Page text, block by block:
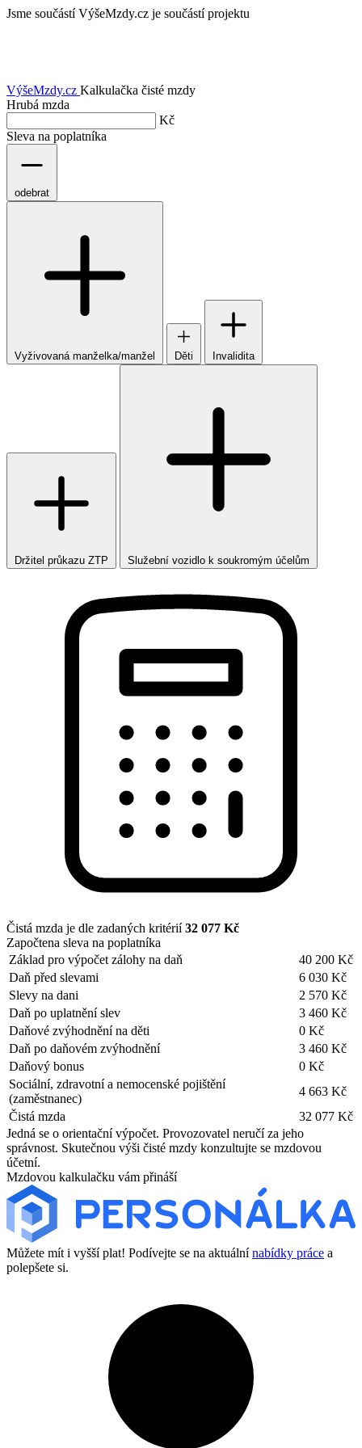
Jsme součástí VýšeMzdy.cz je součástí projektu
VýšeMzdy.cz Kalkulačka čisté mzdy
Hrubá mzda
Kč
Sleva na poplatníka
odebrat
Vyživovaná manželka/manžel Děti Invalidita
Držitel průkazu ZTP Služební vozidlo k soukromým účelům
Čistá mzda je dle zadaných kritérií32 077 Kč
Započtena sleva na poplatníka
Základ pro výpočet zálohy na daň
40 200 Kč
Daň před slevami
6 030 Kč
Slevy na dani
2 570 Kč
Daň po uplatnění slev
3 460 Kč
Daňové zvýhodnění na děti
0 Kč
Daň po daňovém zvýhodnění
3 460 Kč
Daňový bonus
0 Kč
Sociální, zdravotní a nemocenské pojištění
(zaměstnanec)
4 663 Kč
Čistá mzda
32 077 Kč
Jedná se o orientační výpočet. Provozovatel neručí za jeho
správnost. Skutečnou výši čisté mzdy konzultujte se mzdovou
účetní.
Mzdovou kalkulačku vám přináší
Můžete mít i vyšší plat! Podívejte se na aktuálnínabídky práce a
polepšete si.